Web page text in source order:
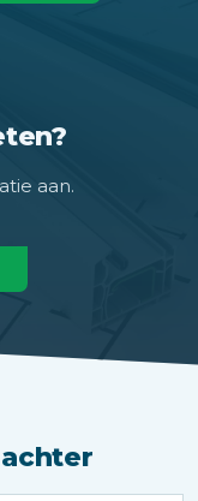
aan.